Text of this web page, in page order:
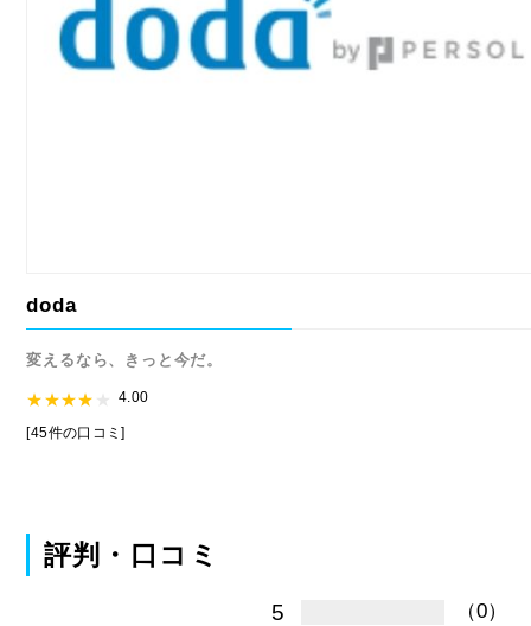
doda
変えるなら、きっと今だ。
4.00
[45件の口コミ]
評判・口コミ
5 （0）